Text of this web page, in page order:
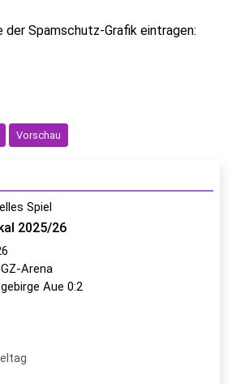
der Spamschutz-Grafik eintragen:
2025/26
Arena
Aue 0:2